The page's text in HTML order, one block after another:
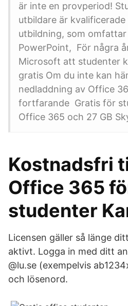
är inte en provperiod!
utbildare är
utbildning, som omfattar
PowerPoint,​ För några
Microsoft att studenter
gratis Om du inte kan
nedladdning av Office
fortfarande Gratis för
Office 365 och 27 GB
Kostnadsfri
Office 365
studenter
Licensen gäller så länge
aktivt. Logga in med ditt
@lu.se (exempelvis
och lösenord.